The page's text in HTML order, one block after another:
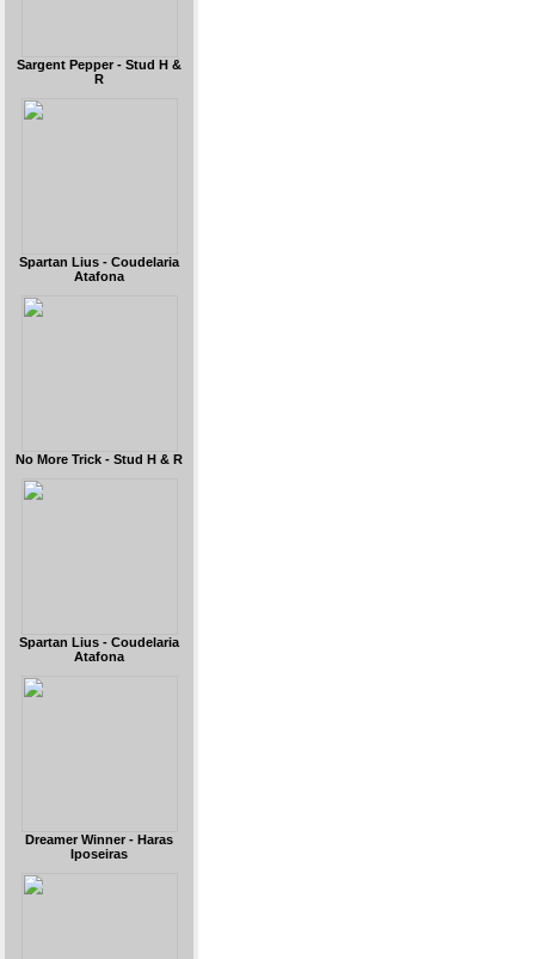
Sargent Pepper - Stud H &
R
Spartan Lius - Coudelaria
Atafona
No More Trick - Stud H & R
Spartan Lius - Coudelaria
Atafona
Dreamer Winner - Haras
Iposeiras